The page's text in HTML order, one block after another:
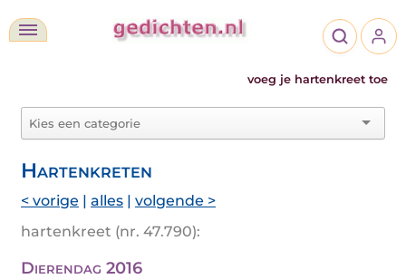
voeg je hartenkreet toe
Hartenkreten
< vorige | alles | volgende >
hartenkreet (nr. 47.790):
Dierendag 2016